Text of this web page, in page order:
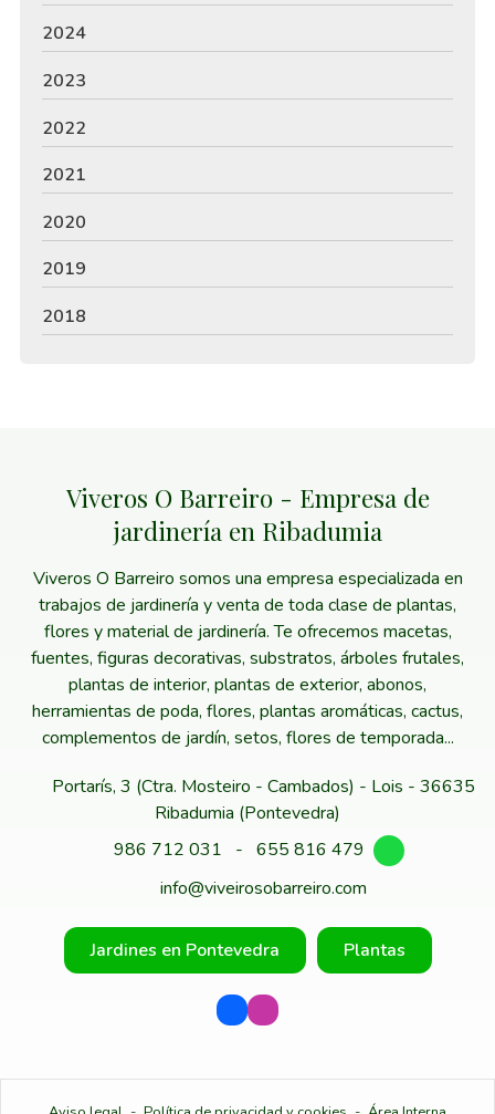
2024
2023
2022
2021
2020
2019
2018
Viveros O Barreiro - Empresa de
jardinería en Ribadumia
Viveros O Barreiro somos una empresa especializada en
trabajos de jardinería y venta de toda clase de plantas,
flores y material de jardinería. Te ofrecemos macetas,
fuentes, figuras decorativas, substratos, árboles frutales,
plantas de interior, plantas de exterior, abonos,
herramientas de poda, flores, plantas aromáticas, cactus,
complementos de jardín, setos, flores de temporada...
Portarís, 3 (Ctra. Mosteiro - Cambados) - Lois - 36635
Ribadumia (Pontevedra)
986 712 031
- 655 816 479
info@viveirosobarreiro.com
Jardines en Pontevedra Plantas